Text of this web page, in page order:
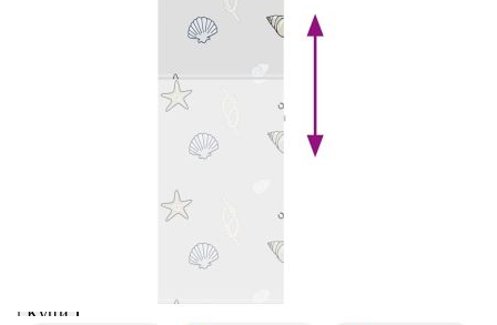
Предоставената таблица е с информационна цел.
Добавете продукта в количката си с бутона "Добави в
вноски на кредита.
Предоставената таблица е с информационна цел.
Добавете продукта в количката си с бутона "Добави в
количката" и при поръчка ще можете да изберете броя
Добавете продукта в количката си с бутона "Добави в
количката" и при поръчка ще можете да изберете броя